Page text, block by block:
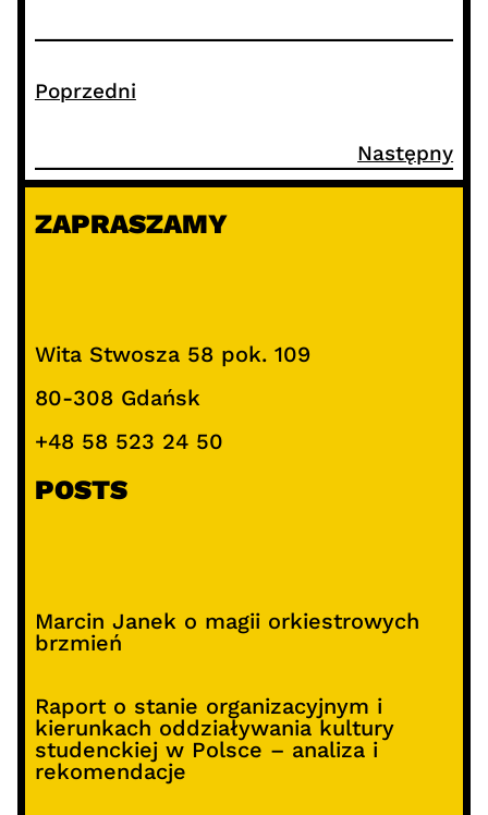
Poprzedni
Następny
ZAPRASZAMY
Wita Stwosza 58 pok. 109
80-308 Gdańsk
+48 58 523 24 50
POSTS
Marcin Janek o magii orkiestrowych
brzmień
Raport o stanie organizacyjnym i
kierunkach oddziaływania kultury
studenckiej w Polsce – analiza i
rekomendacje